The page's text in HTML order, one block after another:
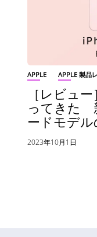
APPLE APPLE 製品
［レビュ
ってきた
ードモデル
2023年10月1日